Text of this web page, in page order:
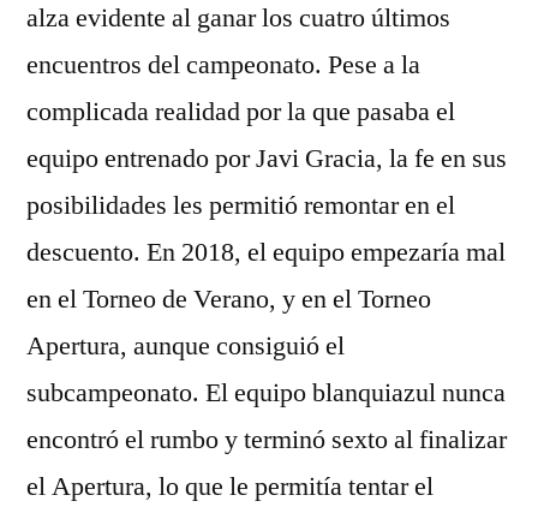
alza evidente al ganar los cuatro últimos
encuentros del campeonato. Pese a la
complicada realidad por la que pasaba el
equipo entrenado por Javi Gracia, la fe en sus
posibilidades les permitió remontar en el
descuento. En 2018, el equipo empezaría mal
en el Torneo de Verano, y en el Torneo
Apertura, aunque consiguió el
subcampeonato. El equipo blanquiazul nunca
encontró el rumbo y terminó sexto al finalizar
el Apertura, lo que le permitía tentar el